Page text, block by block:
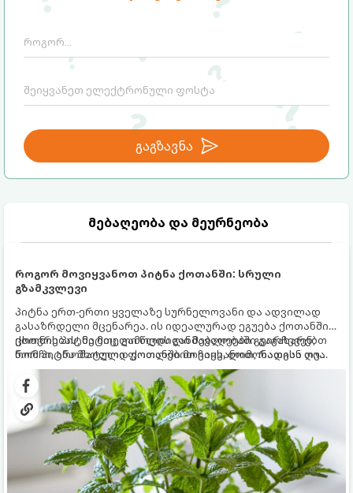
გაგზავნა
მებაღეობა და მეურნეობა
როგორ მოვიყვანოთ პიტნა ქოთანში: სრული
გზამკვლევი
პიტნა ერთ-ერთი ყველაზე სურნელოვანი და ადვილად
გასაზრდელი მცენარეა. ის იდეალურად ეგუება ქოთანში
ცხოვრებას, მეტიც, გამოცდილი მებაღეები გვირჩევენ,
რომ პიტნა მხოლოდ ქოთანში მოვიყვანოთ, რადგან ღია
გრუნტში (ბაღში) დარგვისას ის ფესვებით ძალიან
სწრაფად ვრცელდება და სხვა მცენარეებს ავიწროებს.
ქოთნის პიტნა მთელი წლის განმავლობაში გაგახარებთ
ნორჩი, არომატული ფოთლებით ჩაის, ლიმონათისა თუ
კერძებისთვის.